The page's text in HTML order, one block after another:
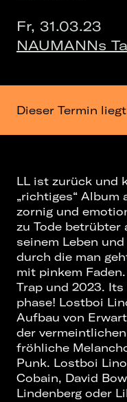
Fr, 31.03.23
NAUMANNs
Dieser Termin
LL ist zurück und
„richtiges“ Album
zornig und
zu Tode betrübter
seinem Leben
durch die man
mit pinkem
Trap und 2023.
phase! Lostboi
Aufbau von
der
fröhliche
Punk. Lostboi
Cobain, David
Lindenberg oder